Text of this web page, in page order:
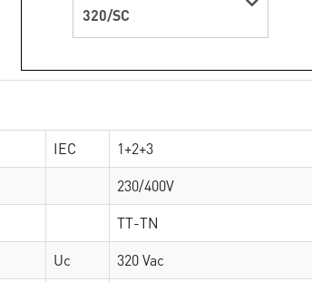
320/SC
IEC
1+2+3
230/400V
TT-TN
Uc
320 Vac